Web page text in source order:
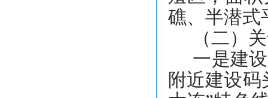
礁、半潜式
（二）
一是建
附近建设